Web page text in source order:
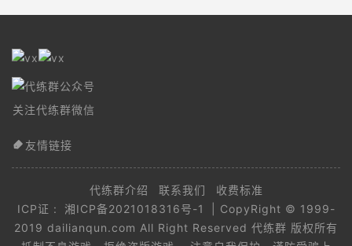
关注代练群微信
友情链接
代练群介绍 联系我们
收费标准
ICP证 :
湘ICP备2021018316号-1
| CopyRight © 1999-
2019 dailianqun.com All Right Reserved 代练群 版权所有